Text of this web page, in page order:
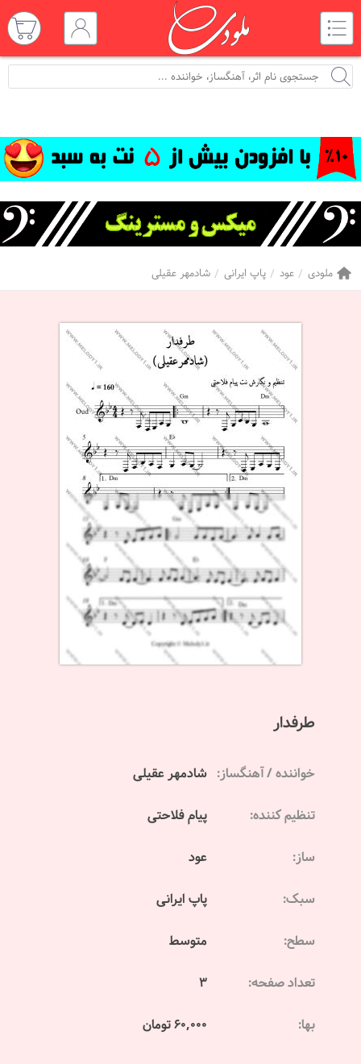
ملودی عود پاپ ایرانی شادمهر عقیلی
طرفدار
خواننده / آهنگساز: شادمهر عقیلی
تنظیم کننده: پیام فلاحتی
ساز: عود
سبک: پاپ ایرانی
سطح: متوسط
تعداد صفحه: 3
بها: 60,000 تومان